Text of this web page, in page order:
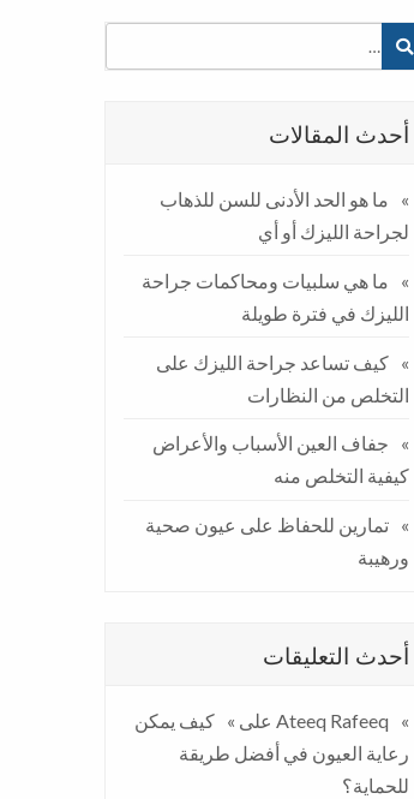
أحدث المقالات
ما هو الحد الأدنى للسن للذهاب
لجراحة الليزك أو أي
ما هي سلبيات ومحاكمات جراحة
الليزك في فترة طويلة
كيف تساعد جراحة الليزك على
التخلص من النظارات
جفاف العين الأسباب والأعراض
كيفية التخلص منه
تمارين للحفاظ على عيون صحية
ورهيبة
أحدث التعليقات
Ateeq Rafeeq على
كيف يمكن
رعاية العيون في أفضل طريقة
للحماية؟